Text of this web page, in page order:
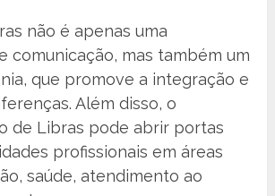
não é apenas uma
comunicação, mas também um
que promove a integração e
Além disso, o
de Libras pode abrir portas
profissionais em áreas
saúde, atendimento ao